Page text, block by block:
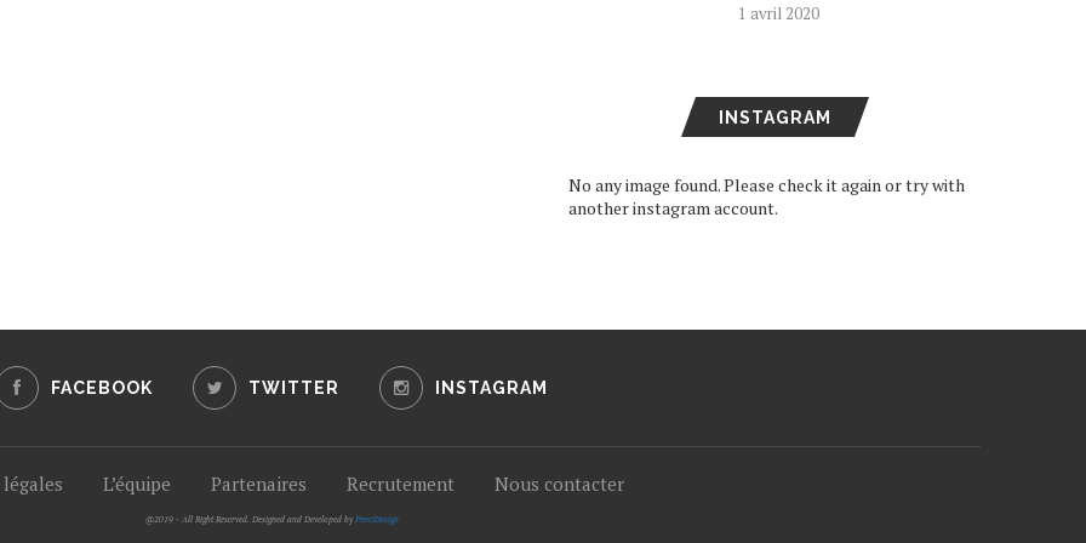
1 avril 2020
INSTAGRAM
No any image found. Please check it again or try with
another instagram account.
FACEBOOK TWITTER INSTAGRAM
L’équipe Partenaires Recrutement Nous contacter
@2019 - All Right Reserved. Designed and Developed by PenciDesign